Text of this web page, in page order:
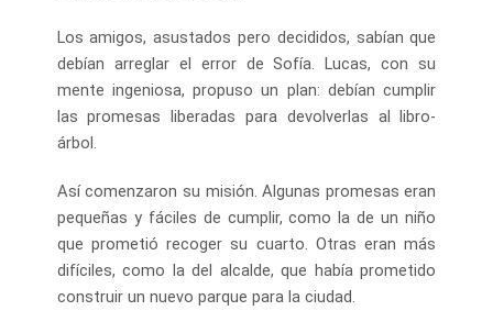
Los amigos, asustados pero decididos, sabían que
debían arreglar el error de Sofía. Lucas, con su
mente ingeniosa, propuso un plan: debían cumplir
las promesas liberadas para devolverlas al libro-
árbol.
Así comenzaron su misión. Algunas promesas eran
pequeñas y fáciles de cumplir, como la de un niño
que prometió recoger su cuarto. Otras eran más
difíciles, como la del alcalde, que había prometido
construir un nuevo parque para la ciudad.